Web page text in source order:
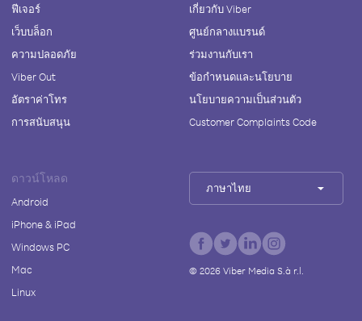
ฟีเจอร์
เว็บบล็อก
ความปลอดภัย
Viber Out
อัตราค่าโทร
การสนับสนุน
เกี่ยวกับ Viber
ศูนย์กลางแบรนด์
ร่วมงานกับเรา
ข้อกำหนดและนโยบาย
นโยบายความเป็นส่วนตัว
Customer Complaints Code
ดาวน์โหลด
Android
iPhone & iPad
Windows PC
Mac
Linux
ภาษาไทย
© 2026Viber Media S.à r.l.